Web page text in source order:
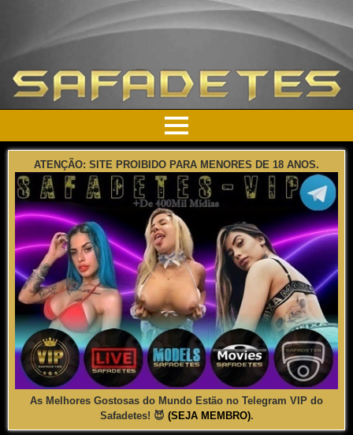
ATENÇÃO: SITE PROIBIDO PARA MENORES DE 18 ANOS.
As Melhores Gostosas do Mundo Estão no Telegram VIP do
Safadetes! 😈 (SEJA MEMBRO).